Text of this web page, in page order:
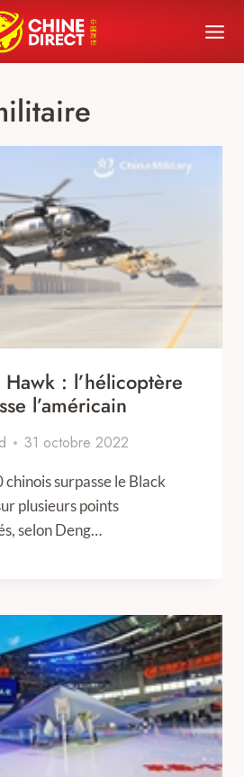
: l’hélicoptère
l’américain
31 octobre 2022
chinois surpasse le Black
plusieurs points
selon Deng…